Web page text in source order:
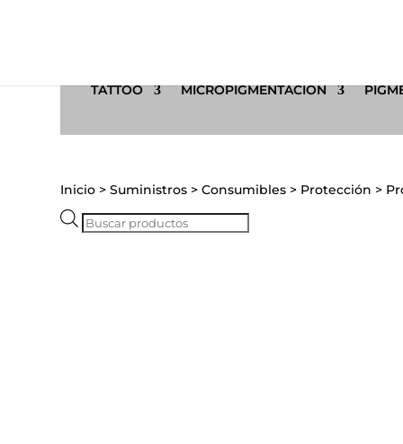
TATTOO MICROPIGMENTACIÓN
Inicio >Suministros >Consumibles > Protección >
Búsqueda